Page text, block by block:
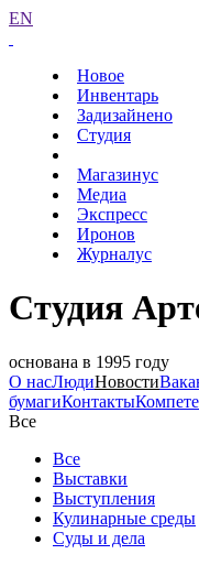
EN
Новое
Инвентарь
Задизайнено
Студия
Магазинус
Медиа
Экспресс
Иронов
Журналус
Студия
основана в 1995 году
О насЛюдиНовости
бумагиКонтакты
Все
Все
Выставки
Выступления
Кулинарные среды
Суды и дела